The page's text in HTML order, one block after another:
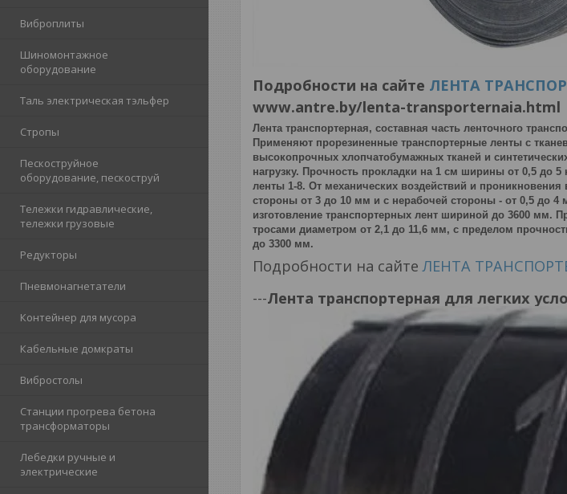
Виброплиты
Шиномонтажное
оборудование
Таль электрическая тэльфер
Стропы
Пескоструйное
оборудование, пескоструй
Тележки гидравлические,
тележки грузовые
Редукторы
Пневмонагнетатели
Контейнер для мусора
Кабельные домкраты
Вибростолы
Станции прогрева бетона
трансформаторы
Лебедки ручные и
электрические
Подробности на сайте ЛЕНТА
www.antre.by/lenta-transporternaia.html
Лента транспортерная, составная часть ленточного
Применяют прорезиненные транспортерные ленты с
высокопрочных хлопчатобумажных тканей и
нагрузку. Прочность прокладки на 1 см ширины от 0,5 до
ленты 1-8. От механических воздействий и
стороны от 3 до 10 мм и с нерабочей стороны - от 0,5 до 4
изготовление транспортерных лент шириной до 3600 мм.
тросами диаметром от 2,1 до 11,6 мм, с пределом
до 3300 мм.
Подробности на сайтеЛЕНТА
---Лента транспортерная для легких